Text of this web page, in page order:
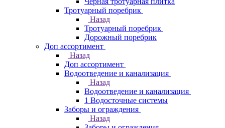
Тротуарный поребрик
Назад
Тротуарный поребрик
Дорожный поребрик
Доп ассортимент
Назад
Доп ассортимент
Водоотведение и канализация
Назад
Водоотведение и канализация
1 Водосточные системы
Заборы и ограждения
Назад